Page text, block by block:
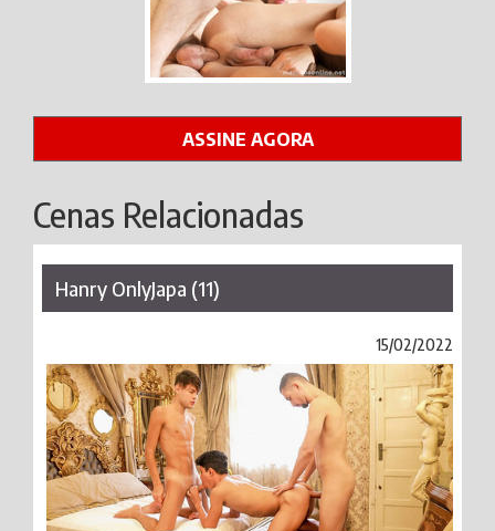
ASSINE AGORA
Cenas Relacionadas
Hanry OnlyJapa (11)
15/02/2022